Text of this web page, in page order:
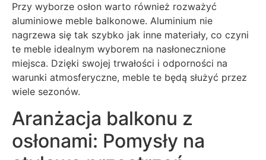
Przy wyborze osłon warto również rozważyć
aluminiowe meble balkonowe. Aluminium nie
nagrzewa się tak szybko jak inne materiały, co czyni
te meble idealnym wyborem na nasłonecznione
miejsca. Dzięki swojej trwałości i odporności na
warunki atmosferyczne, meble te będą służyć przez
wiele sezonów.
Aranżacja balkonu z
osłonami: Pomysły na